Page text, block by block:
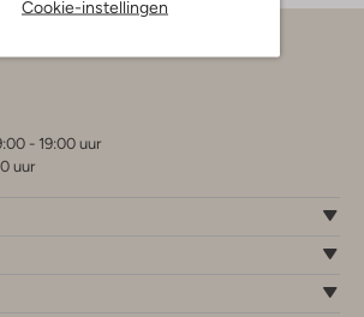
Cookie-instellingen
- 19:00 uur
uur